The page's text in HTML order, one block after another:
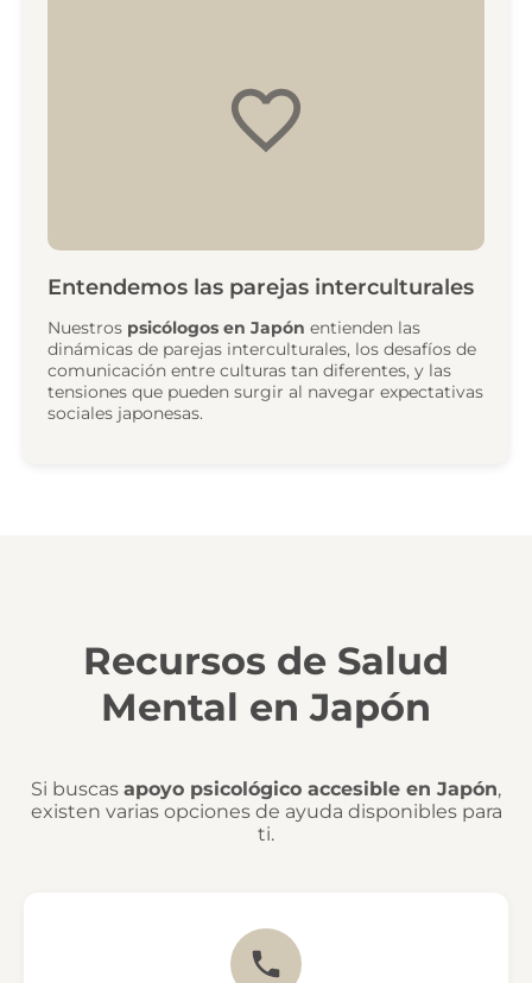
Entendemos las parejas interculturales
Nuestros psicólogos en Japón entienden las
dinámicas de parejas interculturales, los desafíos de
comunicación entre culturas tan diferentes, y las
tensiones que pueden surgir al navegar expectativas
sociales japonesas.
Recursos de Salud
Mental en Japón
Si buscas apoyo psicológico accesible en Japón,
existen varias opciones de ayuda disponibles para
ti.